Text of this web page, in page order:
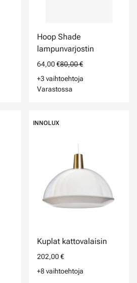
Hoop Shade
lampunvarjostin
64,00 €80,00 €
+3 vaihtoehtoja
Varastossa
INNOLUX
Kuplat kattovalaisin
202,00 €
+8 vaihtoehtoja